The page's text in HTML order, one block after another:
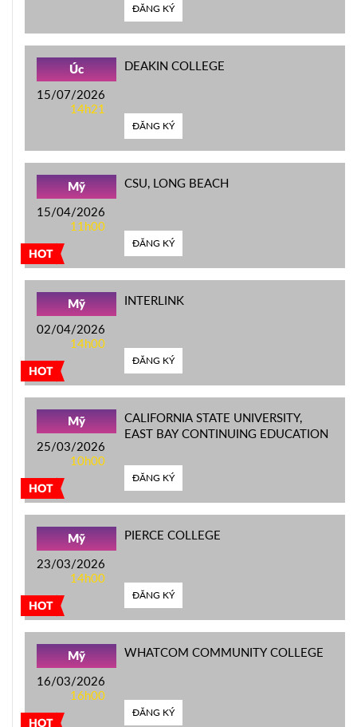
ĐĂNG KÝ
Úc
15/07/2026
14h21
DEAKIN COLLEGE
ĐĂNG KÝ
HOT
Mỹ
15/04/2026
11h00
CSU, LONG BEACH
ĐĂNG KÝ
HOT
Mỹ
02/04/2026
14h00
INTERLINK
ĐĂNG KÝ
HOT
Mỹ
25/03/2026
10h00
CALIFORNIA STATE UNIVERSITY,
EAST BAY CONTINUING EDUCATION
ĐĂNG KÝ
HOT
Mỹ
23/03/2026
14h00
PIERCE COLLEGE
ĐĂNG KÝ
HOT
Mỹ
16/03/2026
16h00
WHATCOM COMMUNITY COLLEGE
ĐĂNG KÝ